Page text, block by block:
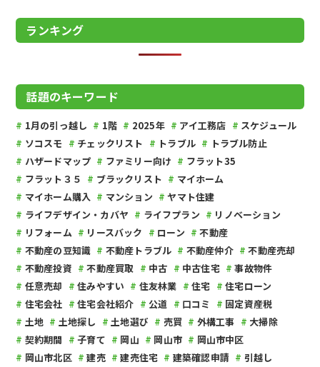
ランキング
話題のキーワード
1月の引っ越し 1階 2025年 アイ工務店
スケジュール
ソコスモ
チェックリスト トラブル
トラブル防止
ハザードマップ
ファミリー向け
フラット35
フラット３５
ブラックリスト
マイホーム
マイホーム購入
マンション
ヤマト住建
ライフデザイン・カバヤ
ライフプラン
リノベーション
リフォーム
リースバック ローン
不動産
不動産の豆知識
不動産トラブル 不動産仲介
不動産売却
不動産投資
不動産買取 中古 中古住宅
事故物件
任意売却
住みやすい 住友林業 住宅
住宅ローン
住宅会社
住宅会社紹介 公道 口コミ
固定資産税
土地
土地探し 土地選び 売買 外構工事
大掃除
契約期間
子育て 岡山 岡山市
岡山市中区
岡山市北区
建売 建売住宅 建築確認申請
引越し